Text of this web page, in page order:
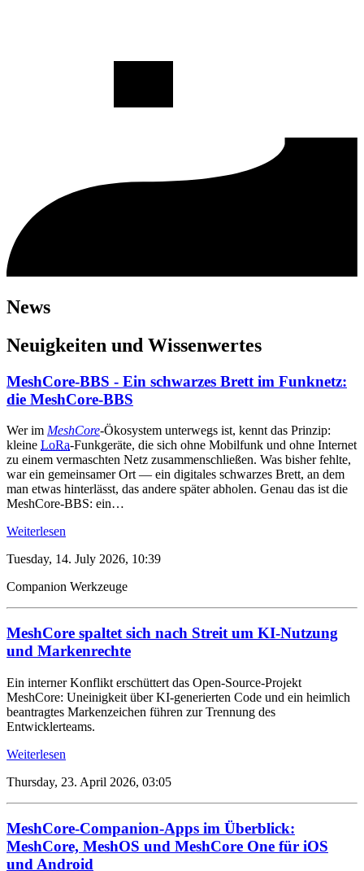
News
Neuigkeiten und Wissenwertes
MeshCore-BBS - Ein schwarzes Brett im Funknetz:
die MeshCore-BBS
Wer im MeshCore-Ökosystem unterwegs ist, kennt das Prinzip:
kleine LoRa-Funkgeräte, die sich ohne Mobilfunk und ohne Internet
zu einem vermaschten Netz zusammenschließen. Was bisher fehlte,
war ein gemeinsamer Ort — ein digitales schwarzes Brett, an dem
man etwas hinterlässt, das andere später abholen. Genau das ist die
MeshCore-BBS: ein…
Weiterlesen
Tuesday, 14. July 2026, 10:39
Companion Werkzeuge
MeshCore spaltet sich nach Streit um KI-Nutzung
und Markenrechte
Ein interner Konflikt erschüttert das Open-Source-Projekt
MeshCore: Uneinigkeit über KI-generierten Code und ein heimlich
beantragtes Markenzeichen führen zur Trennung des
Entwicklerteams.
Weiterlesen
Thursday, 23. April 2026, 03:05
MeshCore-Companion-Apps im Überblick:
MeshCore, MeshOS und MeshCore One für iOS
und Android